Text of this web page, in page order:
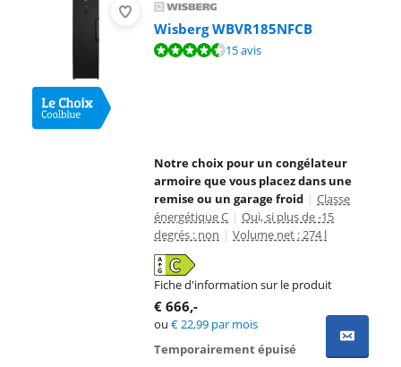
Wisberg WBVR185NFCB
La note est de 9,2 sur 10, basée sur 15 avis.15 avis
Notre choix pour un congélateur
armoire que vous placez dans une
remise ou un garage froid | Classe
énergétique C | Oui, si plus de -15
degrés : non | Volume net : 274 l
Fiche d'information sur le produit
s'ouvre dans un nouvel onglet
€ 666,-
ou €22,99 par mois
Temporairement épuisé